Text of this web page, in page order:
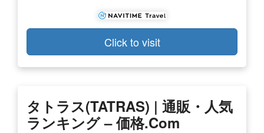
Click to visit
タトラス(TATRAS) | 通販・人気
ランキング – 価格.com